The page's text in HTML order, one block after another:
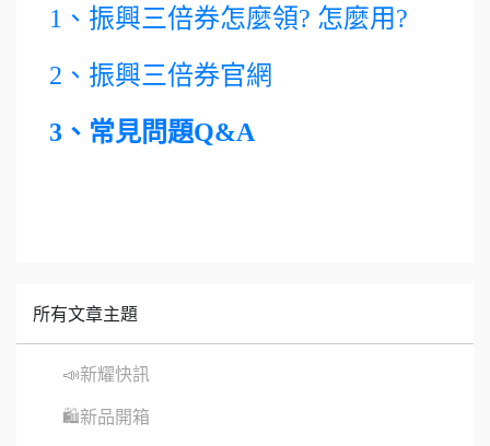
1、振興三倍券怎麼領? 怎麼用?
2、振興三倍券官網
3、常見問題Q&A
所有文章主題
📣新耀快訊
🛍新品開箱